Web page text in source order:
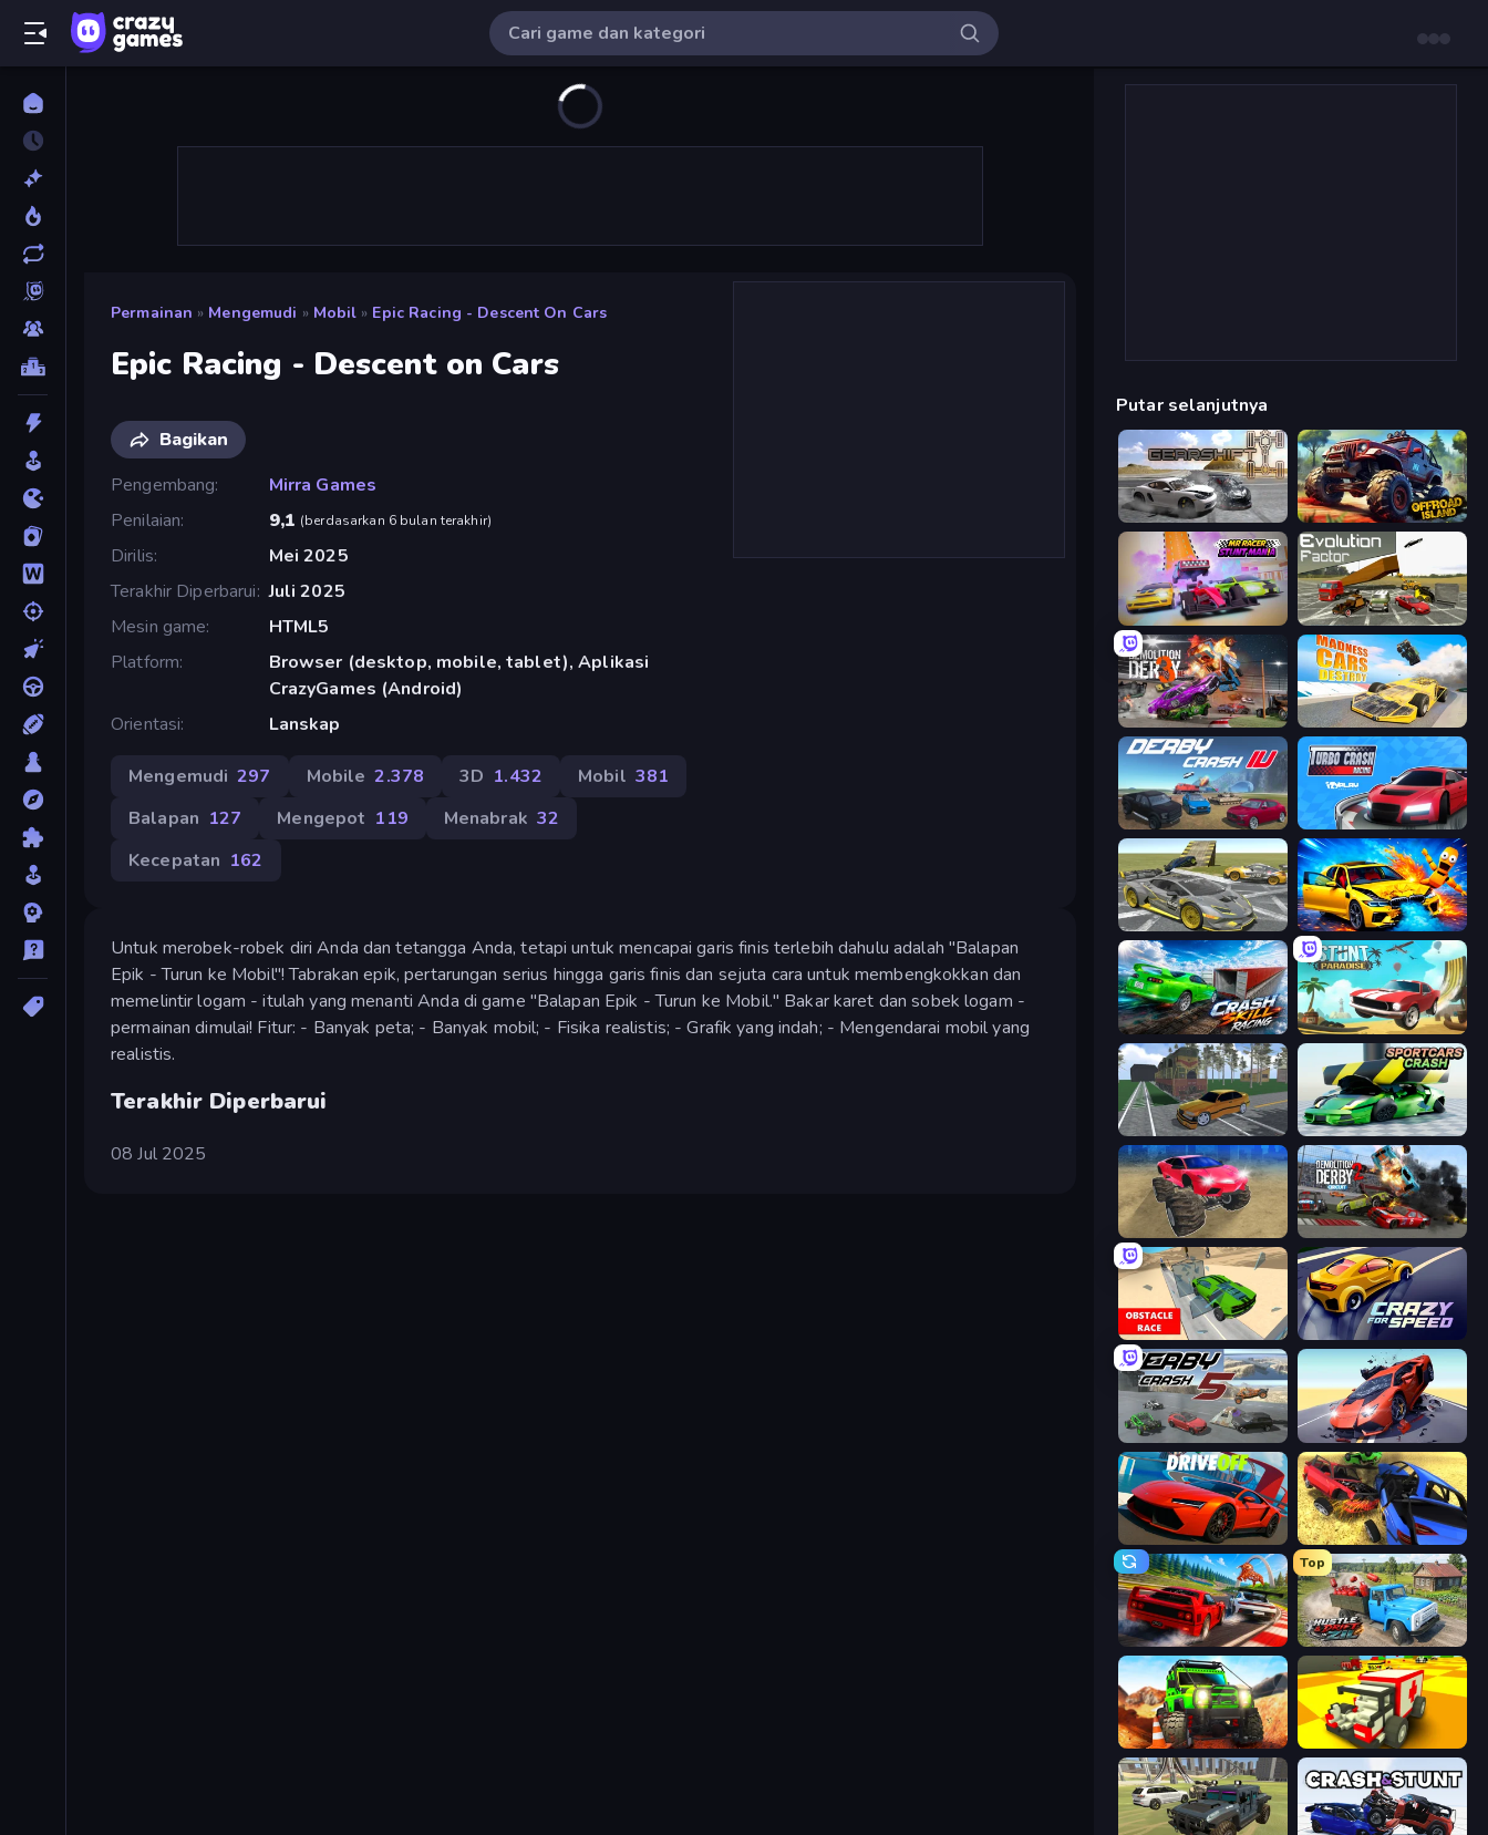
Permainan » Mengemudi » Mobil » Epic Racing - Descent On Cars
Epic Racing - Descent on Cars
Bagikan
Pengembang
Mirra Games
Penilaian
9,1 (berdasarkan 6 bulan terakhir)
Dirilis
Mei 2025
Terakhir Diperbarui Juli 2025
Mesin game
HTML5
Platform
Browser (desktop, mobile, tablet), Aplikasi
CrazyGames (Android)
Orientasi
Lanskap
Mengemudi 297 Mobile 2.378 3D 1.432 Mobil 381
Balapan 127 Mengepot 119 Menabrak 32
Kecepatan 162
Untuk merobek-robek diri Anda dan tetangga Anda, tetapi untuk mencapai garis finis terlebih dahulu adalah "Balapan
Epik - Turun ke Mobil"! Tabrakan epik, pertarungan serius hingga garis finis dan sejuta cara untuk membengkokkan dan
memelintir logam - itulah yang menanti Anda di game "Balapan Epik - Turun ke Mobil." Bakar karet dan sobek logam -
permainan dimulai! Fitur: - Banyak peta; - Banyak mobil; - Fisika realistis; - Grafik yang indah; - Mengendarai mobil yang
realistis.
Terakhir Diperbarui
08 Jul 2025
Putar selanjutnya
Gearshift One Offroad Island
MR RACER Stunt Mania Evolution Factor
Demolition Derby 3 Madness Cars Destroy
Derby Crash 4 Turbo Crash
Wrong Way BMG: Ragdoll Playground
Crash Skill Racing Stunt Paradise
Obby: Car Crash Sandbox Sportcars Crash
Demolition Derby 2
Obstacle Race: Destroying Simulator! Crazy for Speed
Derby Crash 5 Hyper Cars Ramp Crash
DriveOff Car Crash Simulator Royale
Racing: Online!
Top
Hustle & Drift in ZIL
Offroad Life 3D